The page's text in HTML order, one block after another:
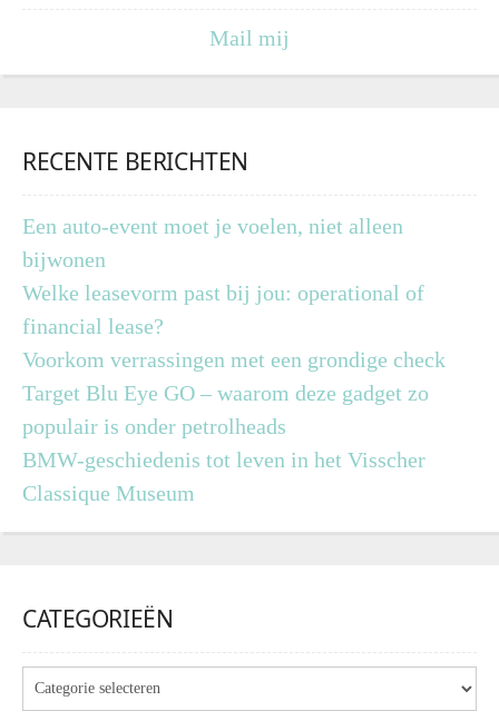
Mail mij
RECENTE BERICHTEN
Een auto-event moet je voelen, niet alleen
bijwonen
Welke leasevorm past bij jou: operational of
financial lease?
Voorkom verrassingen met een grondige check
Target Blu Eye GO – waarom deze gadget zo
populair is onder petrolheads
BMW-geschiedenis tot leven in het Visscher
Classique Museum
CATEGORIEËN